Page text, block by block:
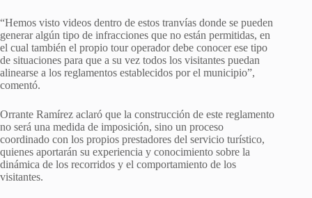
“Hemos visto videos dentro de estos tranvías donde se pueden
generar algún tipo de infracciones que no están permitidas, en
el cual también el propio tour operador debe conocer ese tipo
de situaciones para que a su vez todos los visitantes puedan
alinearse a los reglamentos establecidos por el municipio”,
comentó.
Orrante Ramírez aclaró que la construcción de este reglamento
no será una medida de imposición, sino un proceso
coordinado con los propios prestadores del servicio turístico,
quienes aportarán su experiencia y conocimiento sobre la
dinámica de los recorridos y el comportamiento de los
visitantes.